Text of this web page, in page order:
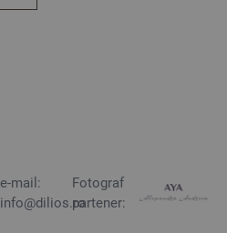
e-mail:
info@dilios.ro
Fotograf
partener: